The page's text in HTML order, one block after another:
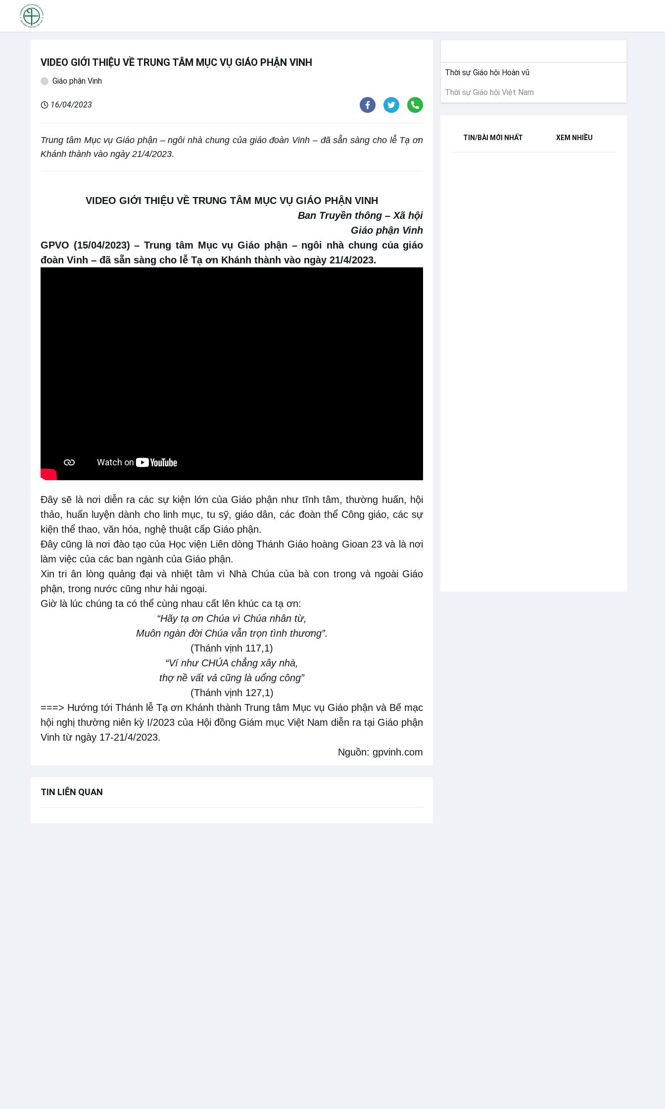
VIDEO GIỚI THIỆU VỀ TRUNG TÂM MỤC VỤ GIÁO PHẬN VINH
Giáo phận Vinh
16/04/2023
Trung tâm Mục vụ Giáo phận – ngôi nhà chung của giáo đoàn Vinh – đã sẵn sàng cho lễ Tạ ơn
Khánh thành vào ngày 21/4/2023.
VIDEO GIỚI THIỆU VỀ TRUNG TÂM MỤC VỤ GIÁO PHẬN VINH
Ban Truyền thông – Xã hội
Giáo phận Vinh
GPVO (15/04/2023) – Trung tâm Mục vụ Giáo phận – ngôi nhà chung của giáo
đoàn Vinh – đã sẵn sàng cho lễ Tạ ơn Khánh thành vào ngày 21/4/2023.
Đây sẽ là nơi diễn ra các sự kiện lớn của Giáo phận như tĩnh tâm, thường huấn, hội
thảo, huấn luyện dành cho linh mục, tu sỹ, giáo dân, các đoàn thể Công giáo, các sự
kiện thể thao, văn hóa, nghệ thuật cấp Giáo phận.
Đây cũng là nơi đào tạo của Học viện Liên dòng Thánh Giáo hoàng Gioan 23 và là nơi
làm việc của các ban ngành của Giáo phận.
Xin tri ân lòng quảng đại và nhiệt tâm vì Nhà Chúa của bà con trong và ngoài Giáo
phận, trong nước cũng như hải ngoại.
Giờ là lúc chúng ta có thể cùng nhau cất lên khúc ca tạ ơn:
“Hãy tạ ơn Chúa vì Chúa nhân từ,
Muôn ngàn đời Chúa vẫn trọn tình thương”.
(Thánh vịnh 117,1)
“Ví như CHÚA chẳng xây nhà,
thợ nề vất vả cũng là uổng công”
(Thánh vịnh 127,1)
===> Hướng tới Thánh lễ Tạ ơn Khánh thành Trung tâm Mục vụ Giáo phận và Bế mạc
hội nghị thường niên kỳ I/2023 của Hội đồng Giám mục Việt Nam diễn ra tại Giáo phận
Vinh từ ngày 17-21/4/2023.
Nguồn:gpvinh.com
TIN LIÊN QUAN
Thời sự Giáo hội Hoàn vũ
Thời sự Giáo hội Việt Nam
TIN/BÀI MỚI NHẤT XEM NHIỀU